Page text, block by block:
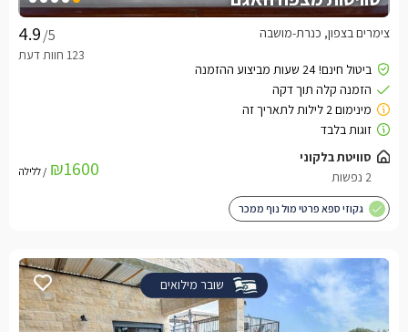
/5 צימרים בצפון, כנרת-מושבה
סוויטת בלקוני
2 נפשות
₪1600 / ללילה
גקוזי ספא פרטי מול נוף ממכר
שובר מילואים